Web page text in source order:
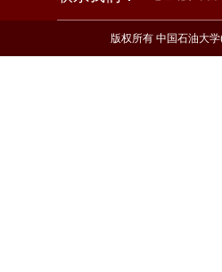
版权所有 中国石油